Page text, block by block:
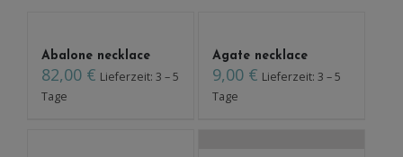
Abalone necklace
82,00 € Lieferzeit: 3 – 5
Tage
Agate necklace
9,00 € Lieferzeit: 3 – 5
Tage